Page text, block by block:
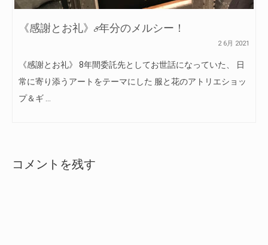
《感謝とお礼》8年分のメルシー！
2 6月 2021
《感謝とお礼》 8年間委託先としてお世話になっていた、 日
常に寄り添うアートをテーマにした 服と花のアトリエショッ
プ＆ギ …
コメントを残す